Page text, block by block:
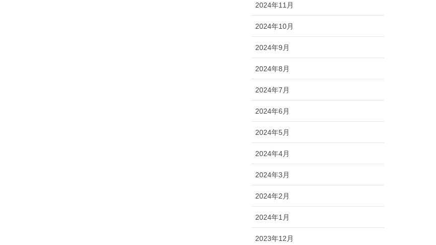
2024年11月
2024年10月
2024年9月
2024年8月
2024年7月
2024年6月
2024年5月
2024年4月
2024年3月
2024年2月
2024年1月
2023年12月